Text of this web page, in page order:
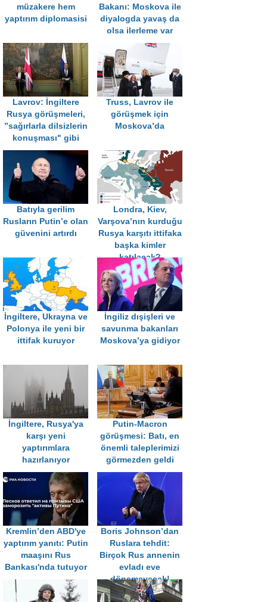
müzakere hem
yaptırım diplomasisi
Bakanı: Moskova ile
diyalogda yavaş da
olsa ilerleme var
Lavrov: İngiltere
Rusya görüşmeleri,
”sağırlarla dilsizlerin
konuşması" gibi
Truss, Lavrov ile
görüşmek için
Moskova’da
Batıyla gerilim
Rusların Putin’e olan
güvenini artırdı
Londra, Kiev,
Varşova’nın kurduğu
Rusya karşıtı ittifaka
başka kimler
katılacak?
İngiltere, Ukrayna ve
Polonya ile yeni bir
ittifak kuruyor
İngiliz dışişleri ve
savunma bakanları
Moskova’ya gidiyor
İngiltere, Rusya'ya
karşı yeni
yaptırımlara
hazırlanıyor
Putin-Macron
görüşmesi: Batı, en
önemli taleplerimizi
görmezden geldi
Kremlin’den ABD'ye
yaptırım yanıtı: Putin
maaşını Rus
Bankası'nda tutuyor
Boris Johnson’dan
Ruslara tehdit:
Birçok Rus annenin
evladı eve
dönemeyecek!